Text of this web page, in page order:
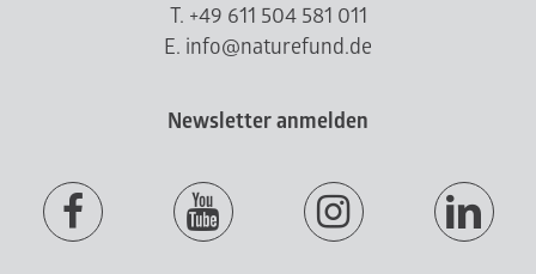
T. +49 611 504 581 011
E. info@naturefund.de
Newsletter anmelden